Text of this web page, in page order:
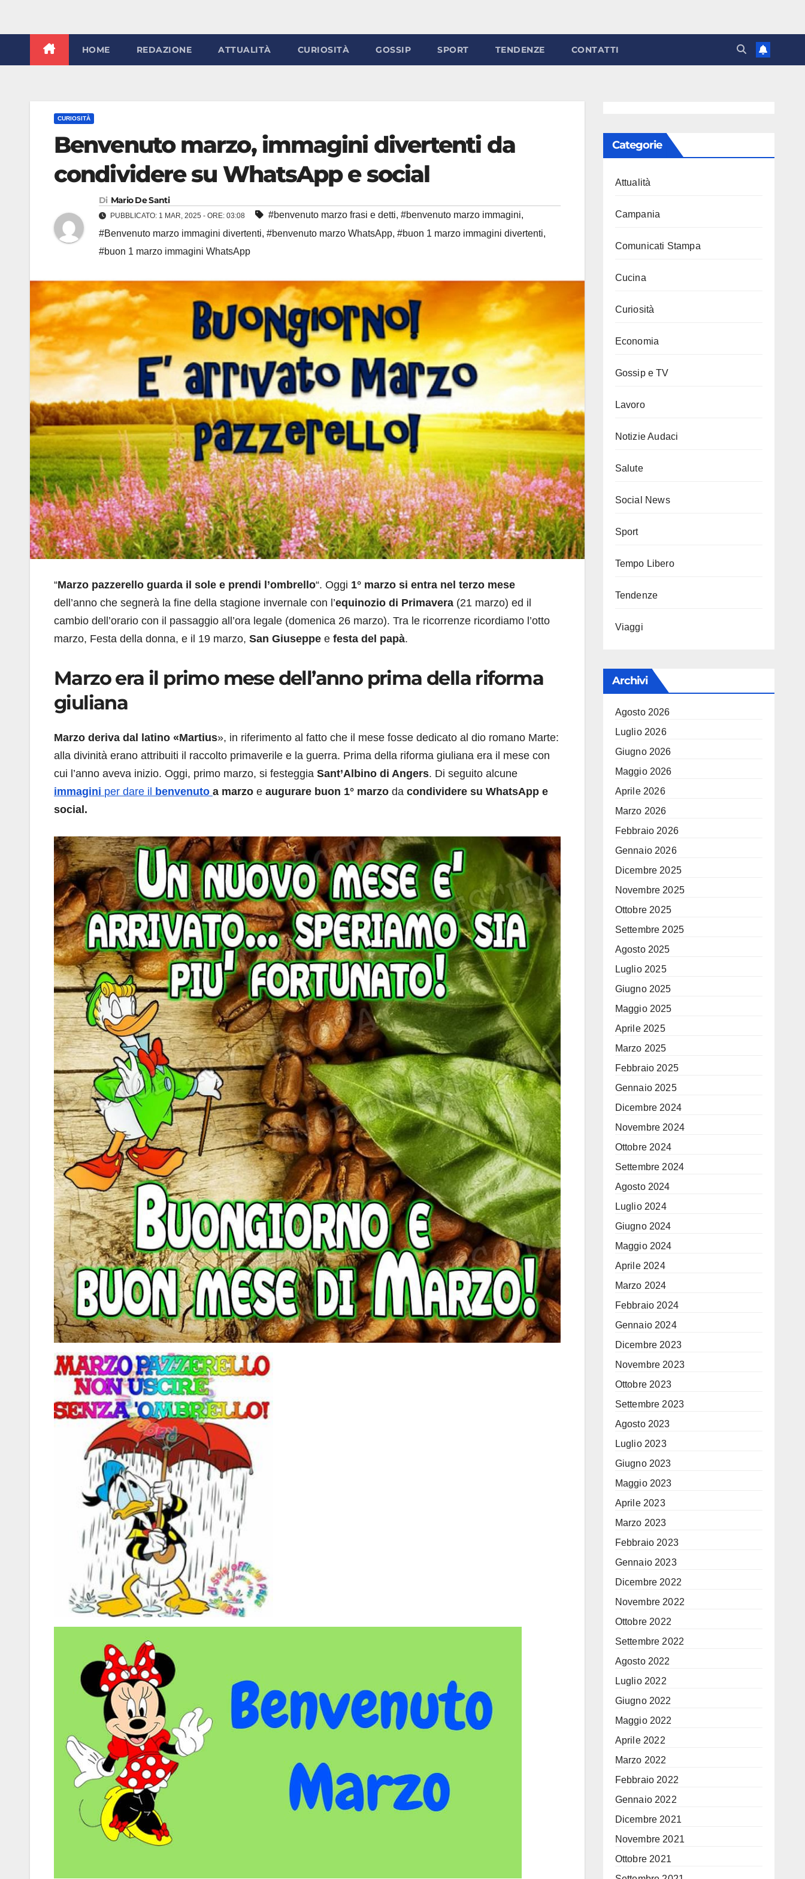
HOME REDAZIONE ATTUALITÀ CURIOSITÀ GOSSIP SPORT TENDENZE CONTATTI
CURIOSITÀ
Benvenuto marzo, immagini divertenti da
condividere su WhatsApp e social
Di Mario De Santi
PUBBLICATO: 1 MAR, 2025 - ORE: 03:08 #benvenuto marzo frasi e detti, #benvenuto marzo immagini,
#Benvenuto marzo immagini divertenti, #benvenuto marzo WhatsApp, #buon 1 marzo immagini divertenti,
#buon 1 marzo immagini WhatsApp
“Marzo pazzerello guarda il sole e prendi l’ombrello“. Oggi 1° marzo si entra nel terzo mese
dell’anno che segnerà la fine della stagione invernale con l’equinozio di Primavera (21 marzo) ed il
cambio dell’orario con il passaggio all’ora legale (domenica 26 marzo). Tra le ricorrenze ricordiamo l’otto
marzo, Festa della donna, e il 19 marzo, San Giuseppe e festa del papà.
Marzo era il primo mese dell’anno prima della riforma
giuliana
Marzo deriva dal latino «Martius», in riferimento al fatto che il mese fosse dedicato al dio romano Marte:
alla divinità erano attribuiti il raccolto primaverile e la guerra. Prima della riforma giuliana era il mese con
cui l’anno aveva inizio. Oggi, primo marzo, si festeggia Sant’Albino di Angers. Di seguito alcune
immagini per dare il benvenuto a marzo e augurare buon 1° marzo da condividere su WhatsApp e
social.
Categorie
Attualità
Campania
Comunicati Stampa
Cucina
Curiosità
Economia
Gossip e TV
Lavoro
Notizie Audaci
Salute
Social News
Sport
Tempo Libero
Tendenze
Viaggi
Archivi
Agosto 2026
Luglio 2026
Giugno 2026
Maggio 2026
Aprile 2026
Marzo 2026
Febbraio 2026
Gennaio 2026
Dicembre 2025
Novembre 2025
Ottobre 2025
Settembre 2025
Agosto 2025
Luglio 2025
Giugno 2025
Maggio 2025
Aprile 2025
Marzo 2025
Febbraio 2025
Gennaio 2025
Dicembre 2024
Novembre 2024
Ottobre 2024
Settembre 2024
Agosto 2024
Luglio 2024
Giugno 2024
Maggio 2024
Aprile 2024
Marzo 2024
Febbraio 2024
Gennaio 2024
Dicembre 2023
Novembre 2023
Ottobre 2023
Settembre 2023
Agosto 2023
Luglio 2023
Giugno 2023
Maggio 2023
Aprile 2023
Marzo 2023
Febbraio 2023
Gennaio 2023
Dicembre 2022
Novembre 2022
Ottobre 2022
Settembre 2022
Agosto 2022
Luglio 2022
Giugno 2022
Maggio 2022
Aprile 2022
Marzo 2022
Febbraio 2022
Gennaio 2022
Dicembre 2021
Novembre 2021
Ottobre 2021